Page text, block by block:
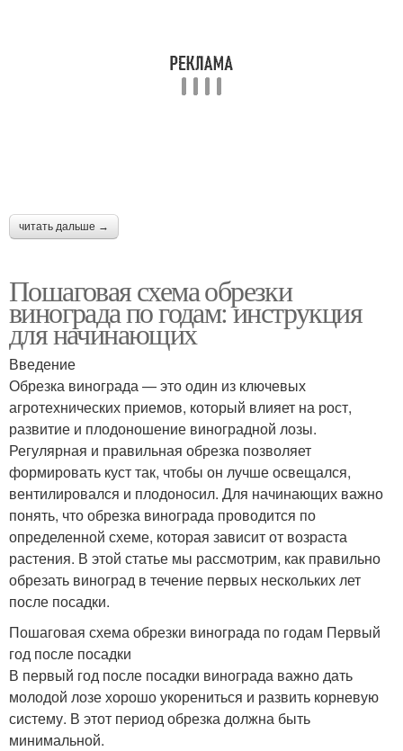
читать дальше →
Пошаговая схема обрезки
винограда по годам: инструкция
для начинающих
Введение
Обрезка винограда — это один из ключевых
агротехнических приемов, который влияет на рост,
развитие и плодоношение виноградной лозы.
Регулярная и правильная обрезка позволяет
формировать куст так, чтобы он лучше освещался,
вентилировался и плодоносил. Для начинающих важно
понять, что обрезка винограда проводится по
определенной схеме, которая зависит от возраста
растения. В этой статье мы рассмотрим, как правильно
обрезать виноград в течение первых нескольких лет
после посадки.
Пошаговая схема обрезки винограда по годам Первый
год после посадки
В первый год после посадки винограда важно дать
молодой лозе хорошо укорениться и развить корневую
систему. В этот период обрезка должна быть
минимальной.